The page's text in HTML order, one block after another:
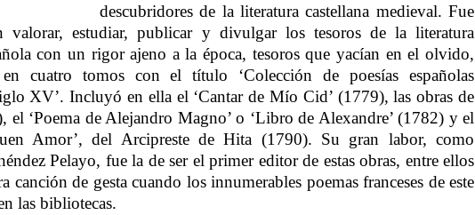
descubridores de la literatura castellana medieval. Fue
valorar, estudiar, publicar y divulgar los tesoros de la literatura
con un rigor ajeno a la época, tesoros que yacían en el olvido,
en cuatro tomos con el título ‘Colección de poesías españolas
XV’. Incluyó en ella el ‘Cantar de Mío Cid’ (1779), las obras de
el ‘Poema de Alejandro Magno’ o ‘Libro de Alexandre’ (1782) y el
Amor’, del Arcipreste de Hita (1790). Su gran labor, como
Pelayo, fue la de ser el primer editor de estas obras, entre ellos
canción de gesta cuando los innumerables poemas franceses de este
las bibliotecas.